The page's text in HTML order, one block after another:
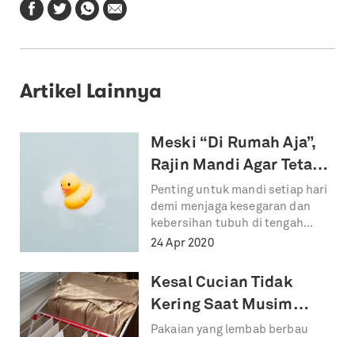
Artikel Lainnya
Meski “Di Rumah Aja”,
Rajin Mandi Agar Tetap
Segar dan Semangat
Penting untuk mandi setiap hari
demi menjaga kesegaran dan
kebersihan tubuh di tengah
pandemi
24 Apr 2020
Kesal Cucian Tidak
Kering Saat Musim
Hujan, Atasi dengan
Pakaian yang lembab berbau